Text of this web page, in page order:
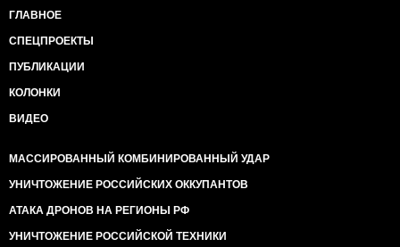
ГЛАВНОЕ
СПЕЦПРОЕКТЫ
ПУБЛИКАЦИИ
КОЛОНКИ
ВИДЕО
МАССИРОВАННЫЙ КОМБИНИРОВАННЫЙ УДАР
УНИЧТОЖЕНИЕ РОССИЙСКИХ ОККУПАНТОВ
АТАКА ДРОНОВ НА РЕГИОНЫ РФ
УНИЧТОЖЕНИЕ РОССИЙСКОЙ ТЕХНИКИ